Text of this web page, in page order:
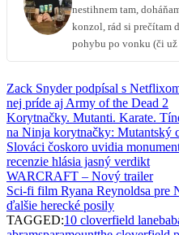
nestihnem tam,
konzol, rád si prečítam
pohybu po vonku (či
Zack Snyder podpísal s
nej príde aj Army of the Dead 2
Korytnačky. Mutanti. Karate.
na Ninja korytnačky: Mutantský
Slováci čoskoro uvidia
recenzie hlásia jasný verdikt
WARCRAFT – Nový trailer
Sci-fi film Ryana Reynoldsa pre
ďalšie herecké posily
TAGGED:10 cloverfield lane